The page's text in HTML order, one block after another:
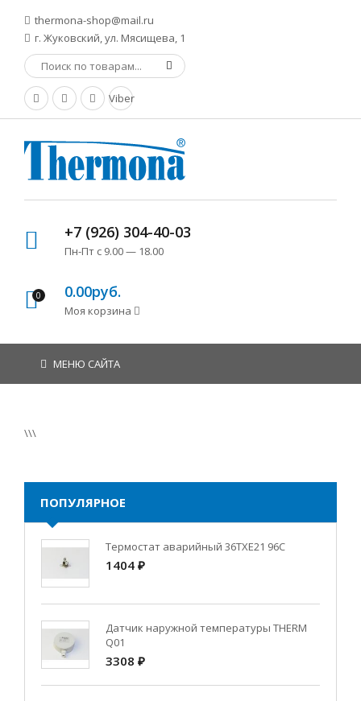
thermona-shop@mail.ru
г. Жуковский, ул. Мясищева, 1
Viber
+7 (926) 304-40-03
Пн-Пт с 9.00 — 18.00
0 0.00руб.
Моя корзина
МЕНЮ САЙТА
\\\
ПОПУЛЯРНОЕ
Термостат аварийный 36TXE21 96C
1404 ₽
Датчик наружной температуры THERM
Q01
3308 ₽